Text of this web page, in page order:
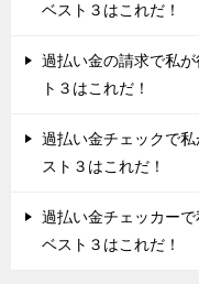
ベスト３はこれだ！
過払い金の請求で私
ト３はこれだ！
過払い金チェックで
スト３はこれだ！
過払い金チェッカー
ベスト３はこれだ！